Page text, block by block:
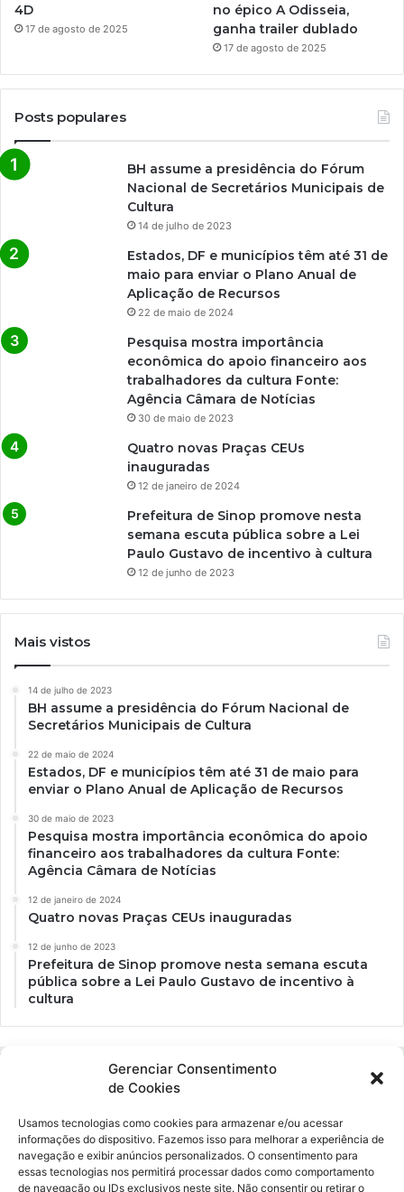
Gerenciar Consentimento
de Cookies
Usamos tecnologias como cookies para armazenar e/ou acessar
informações do dispositivo. Fazemos isso para melhorar a experiência de
navegação e exibir anúncios personalizados. O consentimento para
essas tecnologias nos permitirá processar dados como comportamento
de navegação ou IDs exclusivos neste site. Não consentir ou retirar o
4D
17 de agosto de 2025
no épico A Odisseia,
ganha trailer dublado
17 de agosto de 2025
Posts populares
BH assume a presidência do Fórum
Nacional de Secretários Municipais de
Cultura
14 de julho de 2023
Estados, DF e municípios têm até 31 de
maio para enviar o Plano Anual de
Aplicação de Recursos
22 de maio de 2024
Pesquisa mostra importância
econômica do apoio financeiro aos
trabalhadores da cultura Fonte:
Agência Câmara de Notícias
30 de maio de 2023
Quatro novas Praças CEUs
inauguradas
12 de janeiro de 2024
Prefeitura de Sinop promove nesta
semana escuta pública sobre a Lei
Paulo Gustavo de incentivo à cultura
12 de junho de 2023
Mais vistos
14 de julho de 2023
BH assume a presidência do Fórum Nacional de
Secretários Municipais de Cultura
22 de maio de 2024
Estados, DF e municípios têm até 31 de maio para
enviar o Plano Anual de Aplicação de Recursos
30 de maio de 2023
Pesquisa mostra importância econômica do apoio
financeiro aos trabalhadores da cultura Fonte:
Agência Câmara de Notícias
12 de janeiro de 2024
Quatro novas Praças CEUs inauguradas
12 de junho de 2023
Prefeitura de Sinop promove nesta semana escuta
pública sobre a Lei Paulo Gustavo de incentivo à
cultura
Ockara é uma plataforma multicultural e criativa. Nossa proposta é